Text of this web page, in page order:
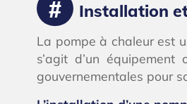
Installation
La pompe à chaleur est
s’agit d’un
gouvernementales pour